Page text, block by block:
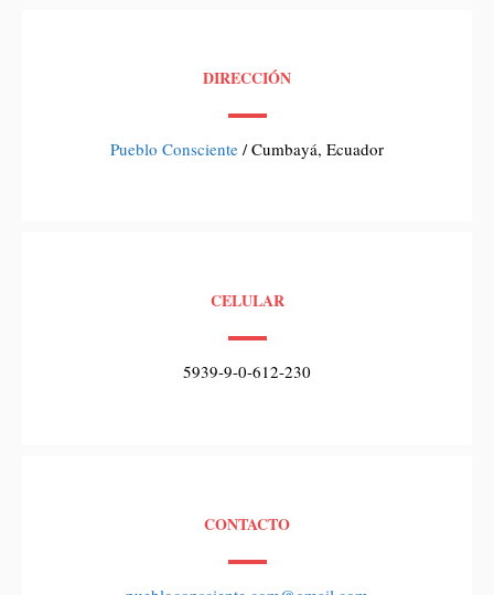
DIRECCIÓN
Pueblo Consciente / Cumbayá, Ecuador
CELULAR
5939-9-0-612-230
CONTACTO